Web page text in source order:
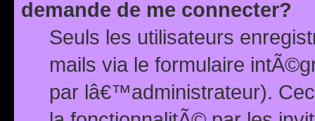
demande de me connecter?
Seuls les utilisateurs
mails via le formulaire
par lâ€™administrateur).